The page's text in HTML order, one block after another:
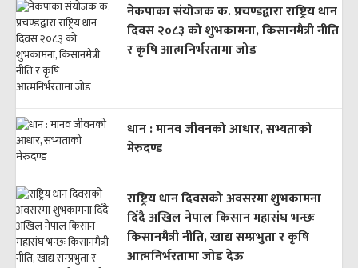
नेकपाका संयोजक क. प्रचण्डद्वारा राष्ट्रिय धान
दिवस २०८३ को शुभकामना, किसानमैत्री नीति
र कृषि आत्मनिर्भरतामा जोड
धान : मानव जीवनको आधार, सभ्यताको
मेरुदण्ड
राष्ट्रिय धान दिवसको अवसरमा शुभकामना
दिँदै अखिल नेपाल किसान महासंघ भन्छः
किसानमैत्री नीति, खाद्य सम्प्रभुता र कृषि
आत्मनिर्भरतामा जोड देऊ